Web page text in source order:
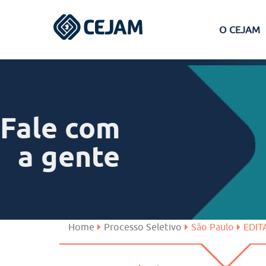
O CEJAM
Ferraz de Vasconcelos
São José dos Campos
Fale com
a gente
Home Processo Seletivo São Paulo